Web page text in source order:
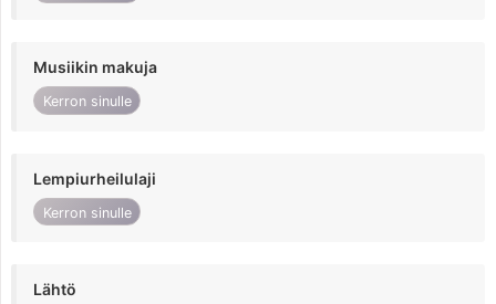
Musiikin makuja
Kerron sinulle
Lempiurheilulaji
Kerron sinulle
Lähtö